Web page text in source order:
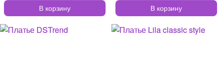
В корзину В корзину